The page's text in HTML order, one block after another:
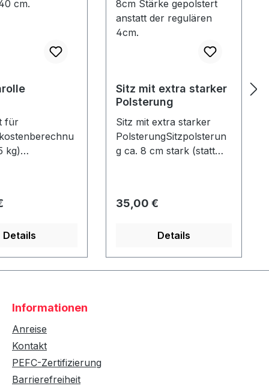
für
kg)
Preis:
Details
Sitz mit extra starker
Polsterung
Sitz mit extra starker
PolsterungSitzpolsterun
g ca. 8 cm stark (statt
nachrüstbar!
Regulärer Preis:
35,00 €
Details
Informationen
Anreise
Kontakt
PEFC-Zertifizierung
Barrierefreiheit